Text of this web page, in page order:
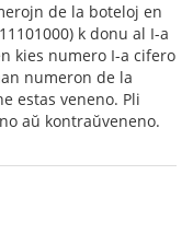
de la boteloj en
k donu al I-a
kies numero I-a cifero
numeron de la
estas veneno. Pli
aŭ kontraŭveneno.